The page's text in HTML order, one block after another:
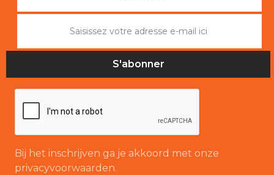
Bij het inschrijven ga je akkoord met onze
privacyvoorwaarden.